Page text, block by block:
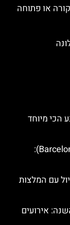
או פתוחה
הכי מיוחד
האקווריום של ברצלונה (Barcelona Aquarium):
עם המלצות
אירועים